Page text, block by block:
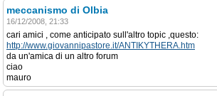
meccanismo di Olbia
16/12/2008, 21:33
cari amici , come anticipato sull'altro topic ,questo:
http://www.giovannipastore.it/ANTIKYTHERA.htm
da un'amica di un altro forum
ciao
mauro